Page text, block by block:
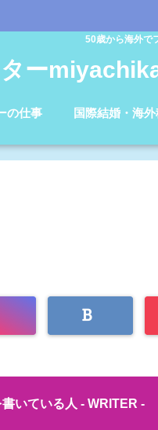
50歳から海外で
ー
の仕事 国際結婚・海
いている人 - WRITER -